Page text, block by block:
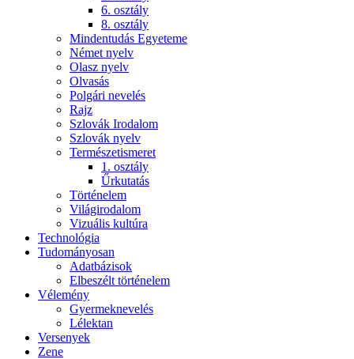
6. osztály
8. osztály
Mindentudás Egyeteme
Német nyelv
Olasz nyelv
Olvasás
Polgári nevelés
Rajz
Szlovák Irodalom
Szlovák nyelv
Természetismeret
1. osztály
Űrkutatás
Történelem
Világirodalom
Vizuális kultúra
Technológia
Tudományosan
Adatbázisok
Elbeszélt történelem
Vélemény
Gyermeknevelés
Lélektan
Versenyek
Zene